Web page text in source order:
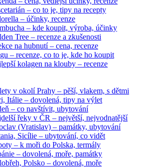
– co to je, tipy na recepty
– účinky, recenze
– kde koupit, výroba, účinky
Tree – recenze a zkušenosti
na hubnutí – cena, recenze
– recenze, co to je, kde ho koupit
kolagen na klouby – recenze
v okolí Prahy – pěší, vlakem, s dětmi
Itálie – dovolená, tipy na výlet
– co navštívit, ubytování
řeky v ČR – největší, nejvodnatější
(Vratislav) – památky, ubytování
Sicílie – ubytování, co vidět
– k moři do Polska, termály
– dovolená, moře, památky
Polsko – dovolená, moře